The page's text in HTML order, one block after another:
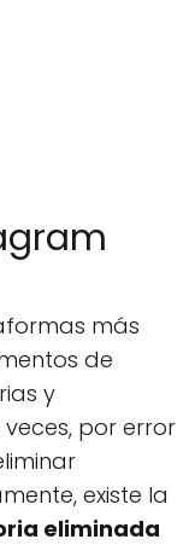
más
de
y
por error
existe la
eliminada